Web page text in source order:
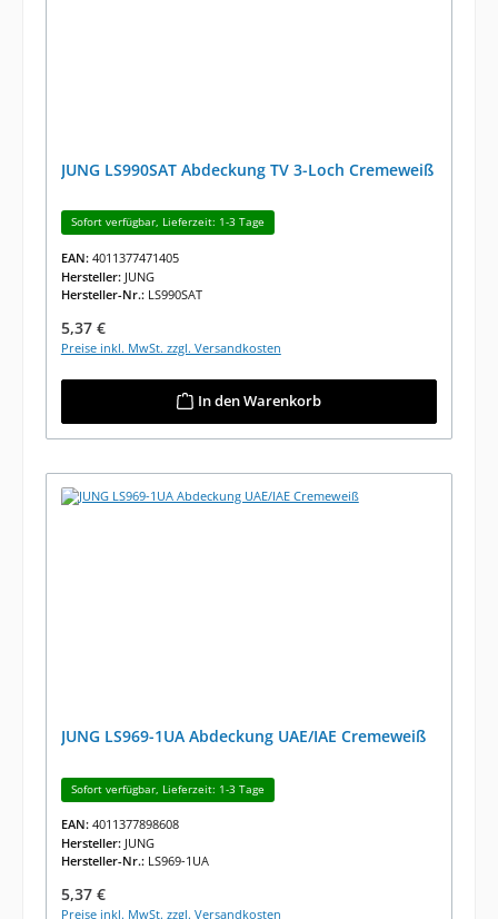
JUNG LS990SAT Abdeckung TV 3-Loch Cremeweiß
Sofort verfügbar, Lieferzeit: 1-3 Tage
EAN: 4011377471405
Hersteller: JUNG
Hersteller-Nr.: LS990SAT
Regulärer Preis:
5,37 €
Preise inkl. MwSt. zzgl. Versandkosten
In den Warenkorb
JUNG LS969-1UA Abdeckung UAE/IAE Cremeweiß
Sofort verfügbar, Lieferzeit: 1-3 Tage
EAN: 4011377898608
Hersteller: JUNG
Hersteller-Nr.: LS969-1UA
Regulärer Preis:
5,37 €
Preise inkl. MwSt. zzgl. Versandkosten